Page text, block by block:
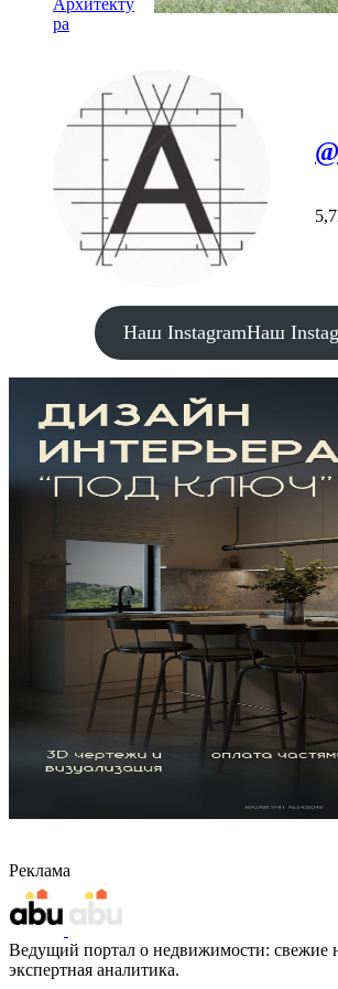
Архитекту
ра
Наш InstagramНаш
Реклама
Ведущий портал о недвижимости: свежие
экспертная аналитика.